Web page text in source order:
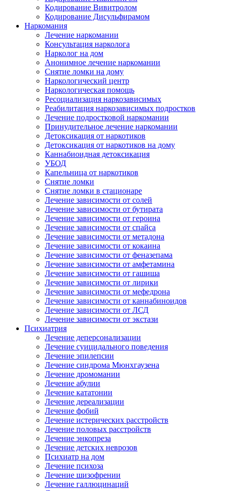
Кодирование Вивитролом
Кодирование Дисульфирамом
Наркомания
Лечение наркомании
Консультация нарколога
Нарколог на дом
Анонимное лечение наркомании
Снятие ломки на дому
Наркологический центр
Наркологическая помощь
Ресоциализация наркозависимых
Реабилитация наркозависимых подростков
Лечение подростковой наркомании
Принудительное лечение наркомании
Детоксикация от наркотиков
Детоксикация от наркотиков на дому
Каннабиоидная детоксикация
УБОД
Капельница от наркотиков
Снятие ломки
Снятие ломки в стационаре
Лечение зависимости от солей
Лечение зависимости от бутирата
Лечение зависимости от героина
Лечение зависимости от спайса
Лечение зависимости от метадона
Лечение зависимости от кокаина
Лечение зависимости от феназепама
Лечение зависимости от амфетамина
Лечение зависимости от гашиша
Лечение зависимости от лирики
Лечение зависимости от мефедрона
Лечение зависимости от каннабиноидов
Лечение зависимости от ЛСД
Лечение зависимости от экстази
Психиатрия
Лечение деперсонализации
Лечение суицидального поведения
Лечение эпилепсии
Лечение синдрома Мюнхгаузена
Лечение дромомании
Лечение абулии
Лечение кататонии
Лечение дереализации
Лечение фобий
Лечение истерических расстройств
Лечение половых расстройств
Лечение энкопреза
Лечение детских неврозов
Психиатр на дом
Лечение психоза
Лечение шизофрении
Лечение галлюцинаций